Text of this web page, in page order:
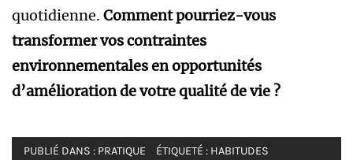
quotidienne. Comment pourriez-vous
transformer vos contraintes
environnementales en opportunités
d’amélioration de votre qualité de vie ?
PUBLIÉ DANS : PRATIQUE ÉTIQUETÉ : HABITUDES